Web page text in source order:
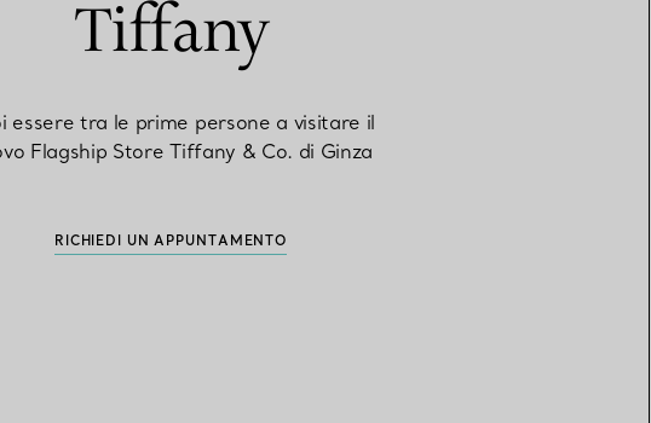
Tiffany
essere tra le prime persone a visitare il
Flagship Store Tiffany & Co. di Ginza
RICHIEDI UN APPUNTAMENTO